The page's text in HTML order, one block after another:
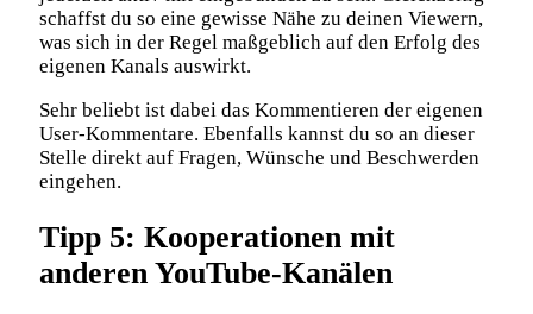
schaffst du so eine gewisse Nähe zu deinen Viewern,
was sich in der Regel maßgeblich auf den Erfolg des
eigenen Kanals auswirkt.
Sehr beliebt ist dabei das Kommentieren der eigenen
User-Kommentare. Ebenfalls kannst du so an dieser
Stelle direkt auf Fragen, Wünsche und Beschwerden
eingehen.
Tipp 5: Kooperationen mit
anderen YouTube-Kanälen